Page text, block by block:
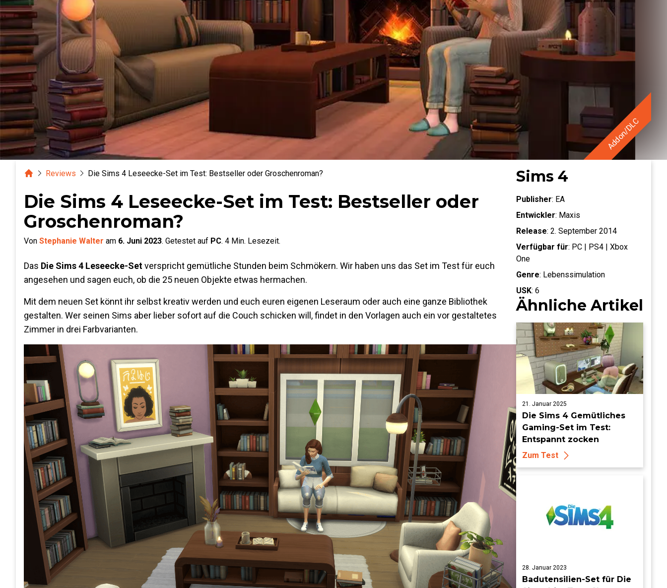
Addon/DLC
HomeReviews Die Sims 4 Leseecke-Set im Test: Bestseller oder Groschenroman?
Die Sims 4 Leseecke-Set im Test: Bestseller oder
Groschenroman?
Von Stephanie Walter am 6. Juni 2023. Getestet auf PC. 4 Min. Lesezeit.
Das Die Sims 4 Leseecke-Setverspricht gemütliche Stunden beim Schmökern. Wir haben uns das Set im Test für euch
angesehen und sagen euch, ob die 25 neuen Objekte etwas hermachen.
Mit dem neuen Set könnt ihr selbst kreativ werden und euch euren eigenen Leseraum oder auch eine ganze Bibliothek
gestalten. Wer seinen Sims aber lieber sofort auf die Couch schicken will, findet in den Vorlagen auch ein vor gestaltetes
Zimmer in drei Farbvarianten.
Sims 4
Publisher: EA
Entwickler: Maxis
Release: 2. September 2014
Verfügbar für: PC | PS4 | Xbox
One
Genre: Lebenssimulation
USK: 6
Ähnliche Artikel
21. Januar 2025
Die Sims 4 Gemütliches
Gaming-Set im Test:
Entspannt zocken
Zum Test
28. Januar 2023
Badutensilien-Set für Die